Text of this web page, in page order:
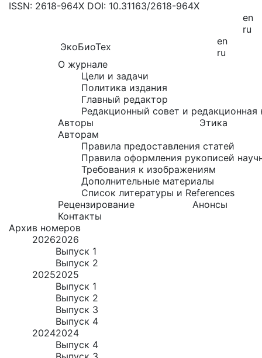
ISSN: 2618-964X DOI: 10.31163/2618-964X
en
ru
ЭкоБиоТех
en
ru
О журнале
Цели и задачи
Политика издания
Главный редактор
Редакционный совет и редакционная
Авторы
Этика
Авторам
Правила предоставления статей
Правила оформления рукописей
Требования к изображениям
Дополнительные материалы
Список литературы и References
Рецензирование
Анонсы
Контакты
Архив номеров
20262026
Выпуск 1
Выпуск 2
20252025
Выпуск 1
Выпуск 2
Выпуск 3
Выпуск 4
20242024
Выпуск 4